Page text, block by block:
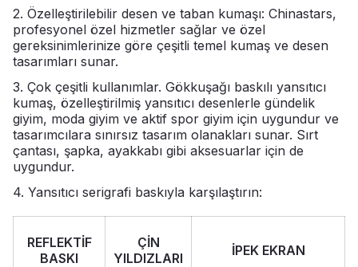
2. Özelleştirilebilir desen ve taban kumaşı: Chinastars,
profesyonel özel hizmetler sağlar ve özel
gereksinimlerinize göre çeşitli temel kumaş ve desen
tasarımları sunar.
3. Çok çeşitli kullanımlar. Gökkuşağı baskılı yansıtıcı
kumaş, özelleştirilmiş yansıtıcı desenlerle gündelik
giyim, moda giyim ve aktif spor giyim için uygundur ve
tasarımcılara sınırsız tasarım olanakları sunar. Sırt
çantası, şapka, ayakkabı gibi aksesuarlar için de
uygundur.
4. Yansıtıcı serigrafi baskıyla karşılaştırın:
REFLEKTİF
BASKI
ÇİN
YILDIZLARI
İPEK EKRAN